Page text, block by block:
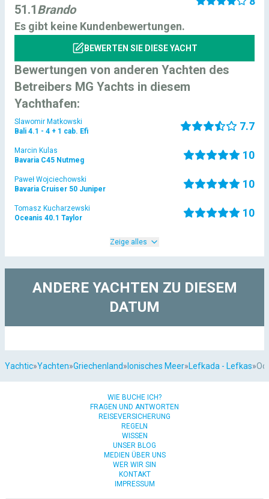
51.1Brando
Es gibt keine Kundenbewertungen.
BEWERTEN SIE DIESE YACHT
Bewertungen von anderen Yachten des
Betreibers MG Yachts in diesem
Yachthafen:
Slawomir Matkowski
Bali 4.1 - 4 + 1 cab. Efi 7.7
Marcin Kulas
Bavaria C45 Nutmeg 10
Paweł Wojciechowski
Bavaria Cruiser 50 Juniper 10
Tomasz Kucharzewski
Oceanis 40.1 Taylor 10
Zeige alles
ANDERE YACHTEN ZU DIESEM
DATUM
Yachtic»Yachten»Griechenland» Ionisches Meer»Lefkada - Lefkas»
WIE BUCHE ICH?
FRAGEN UND ANTWORTEN
REISEVERSICHERUNG
REGELN
WISSEN
UNSER BLOG
MEDIEN ÜBER UNS
WER WIR SIN
KONTAKT
IMPRESSUM